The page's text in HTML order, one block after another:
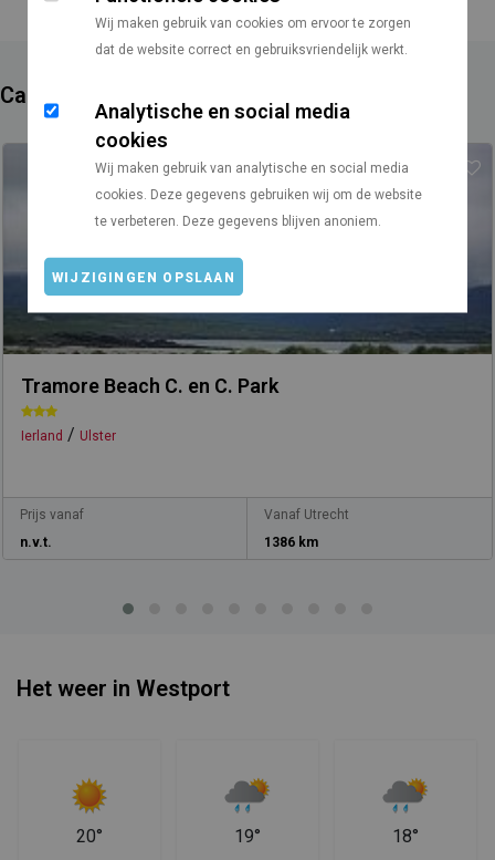
Wij maken gebruik van cookies om ervoor te zorgen
dat de website correct en gebruiksvriendelijk werkt.
Analytische en social media
cookies
Wij maken gebruik van analytische en social media
cookies. Deze gegevens gebruiken wij om de website
te verbeteren. Deze gegevens blijven anoniem.
WIJZIGINGEN OPSLAAN
Campings in de buurt
Tramore Beach C. en C. Park
Ierland / Ulster
Prijs vanaf
n.v.t.
Vanaf Utrecht
1386 km
Het weer in Westport
20° 19° 18°